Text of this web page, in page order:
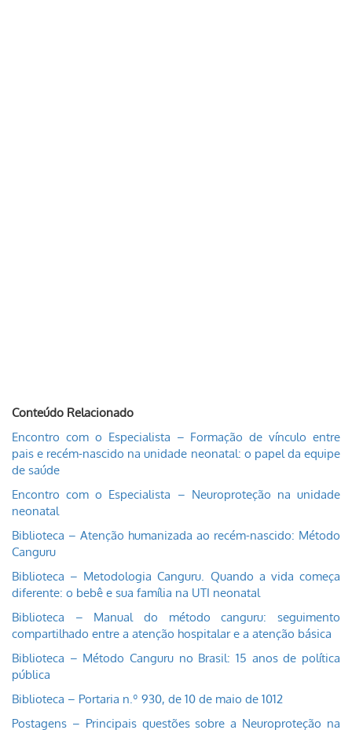
Conteúdo Relacionado
Encontro com o Especialista – Formação de vínculo entre
pais e recém-nascido na unidade neonatal: o papel da equipe
de saúde
Encontro com o Especialista – Neuroproteção na unidade
neonatal
Biblioteca – Atenção humanizada ao recém-nascido: Método
Canguru
Biblioteca – Metodologia Canguru. Quando a vida começa
diferente: o bebê e sua família na UTI neonatal
Biblioteca – Manual do método canguru: seguimento
compartilhado entre a atenção hospitalar e a atenção básica
Biblioteca – Método Canguru no Brasil: 15 anos de política
pública
Biblioteca – Portaria n.º 930, de 10 de maio de 1012
Postagens – Principais questões sobre a Neuroproteção na